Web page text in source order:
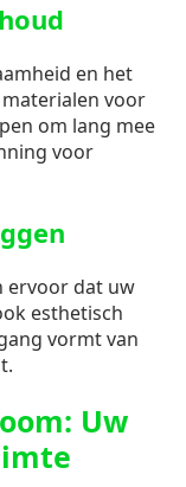
en het
voor
om lang mee
voor
ervoor dat uw
esthetisch
vormt van
Uw